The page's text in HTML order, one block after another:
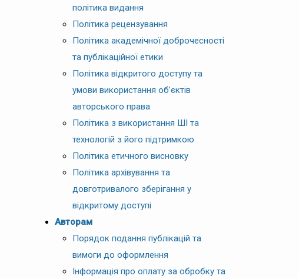
політика видання
Політика рецензування
Політика академічної доброчесності
та публікаційної етики
Політика відкритого доступу та
умови використання об’єктів
авторського права
Політика з використання ШІ та
технологій з його підтримкою
Політика етичного висновку
Політика архівування та
довготривалого зберігання у
відкритому доступі
Авторам
Порядок подання публікацій та
вимоги до оформлення
Інформація про оплату за обробку та